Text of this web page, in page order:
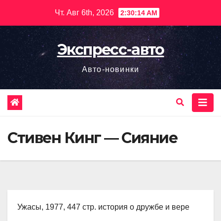
содержимому
Чт. Авг 6th, 2026 2:30:15 AM
Экспресс-авто
Авто-новинки
Стивен Кинг — Сияние
Ужасы, 1977, 447 стр. история о дружбе и вере